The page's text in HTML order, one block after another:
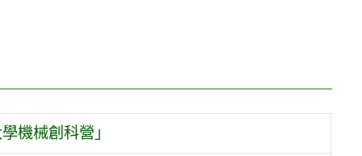
機械創科營」